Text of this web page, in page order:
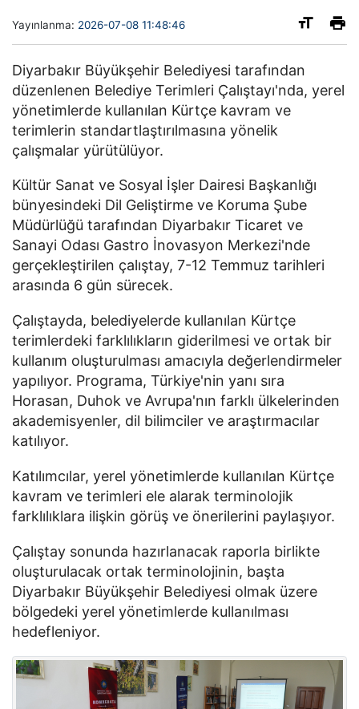
Yayınlanma: 2026-07-08 11:48:46
Diyarbakır Büyükşehir Belediyesi tarafından
düzenlenen Belediye Terimleri Çalıştayı'nda, yerel
yönetimlerde kullanılan Kürtçe kavram ve
terimlerin standartlaştırılmasına yönelik
çalışmalar yürütülüyor.
Kültür Sanat ve Sosyal İşler Dairesi Başkanlığı
bünyesindeki Dil Geliştirme ve Koruma Şube
Müdürlüğü tarafından Diyarbakır Ticaret ve
Sanayi Odası Gastro İnovasyon Merkezi'nde
gerçekleştirilen çalıştay, 7-12 Temmuz tarihleri
arasında 6 gün sürecek.
Çalıştayda, belediyelerde kullanılan Kürtçe
terimlerdeki farklılıkların giderilmesi ve ortak bir
kullanım oluşturulması amacıyla değerlendirmeler
yapılıyor. Programa, Türkiye'nin yanı sıra
Horasan, Duhok ve Avrupa'nın farklı ülkelerinden
akademisyenler, dil bilimciler ve araştırmacılar
katılıyor.
Katılımcılar, yerel yönetimlerde kullanılan Kürtçe
kavram ve terimleri ele alarak terminolojik
farklılıklara ilişkin görüş ve önerilerini paylaşıyor.
Çalıştay sonunda hazırlanacak raporla birlikte
oluşturulacak ortak terminolojinin, başta
Diyarbakır Büyükşehir Belediyesi olmak üzere
bölgedeki yerel yönetimlerde kullanılması
hedefleniyor.